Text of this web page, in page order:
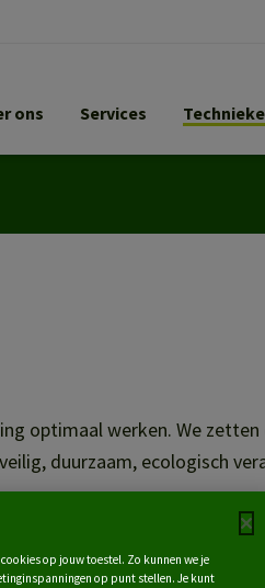
ons Services
optimaal werken. We zetten
duurzaam, ecologisch
op jouw toestel. Zo kunnen we je
op punt stellen. Je kunt